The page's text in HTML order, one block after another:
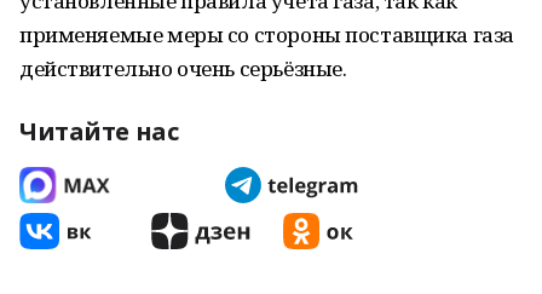
применяемые меры со стороны поставщика газа
действительно очень серьёзные.
Читайте нас